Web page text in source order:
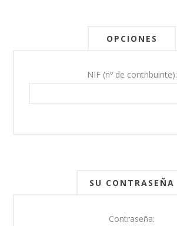
OPCIONES
NIF (nº de contribuinte):
SU CONTRASEÑA
Contraseña: